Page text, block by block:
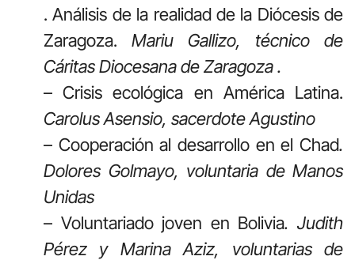
. Análisis de la realidad de la Diócesis de
Zaragoza. Mariu Gallizo, técnico de
Cáritas Diocesana de Zaragoza .
– Crisis ecológica en América Latina.
Carolus Asensio, sacerdote Agustino
– Cooperación al desarrollo en el Chad.
Dolores Golmayo, voluntaria de Manos
Unidas
– Voluntariado joven en Bolivia. Judith
Pérez y Marina Aziz, voluntarias de